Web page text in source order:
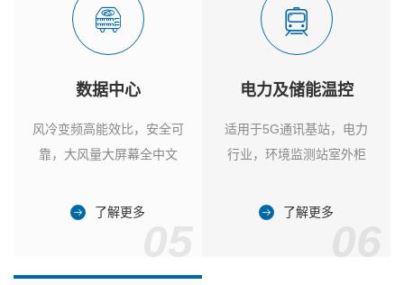
数据中心
风冷变频高能效比，安全可
靠，大风量大屏幕全中文
了解更多
电力及储能温控
适用于5G通讯基站，电力
行业，环境监测站室外柜
了解更多